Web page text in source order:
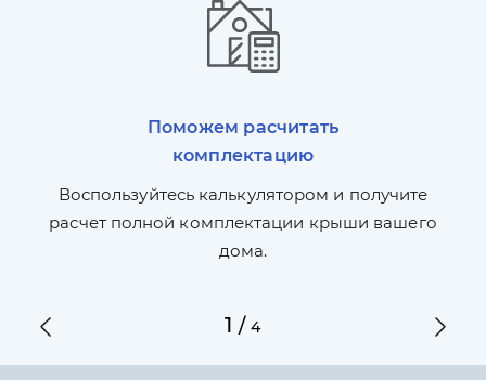
Поможем расчитать
комплектацию
Воспользуйтесь калькулятором и получите
расчет полной комплектации крыши вашего
дома.
1 /4